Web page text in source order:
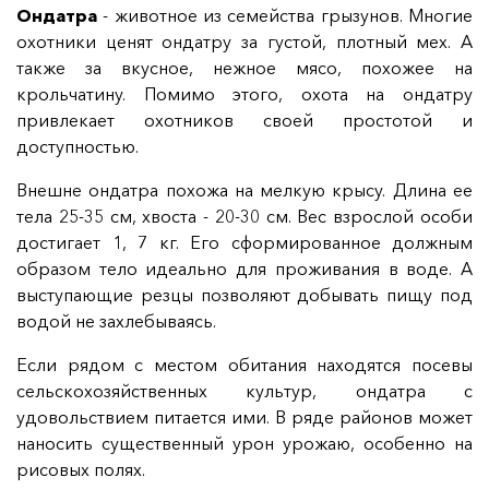
Ондатра - животное из семейства грызунов. Многие
охотники ценят ондатру за густой, плотный мех. А
также за вкусное, нежное мясо, похожее на
крольчатину. Помимо этого, охота на ондатру
привлекает охотников своей простотой и
доступностью.
Внешне ондатра похожа на мелкую крысу. Длина ее
тела 25-35 см, хвоста - 20-30 см. Вес взрослой особи
достигает 1, 7 кг. Его сформированное должным
образом тело идеально для проживания в воде. А
выступающие резцы позволяют добывать пищу под
водой не захлебываясь.
Если рядом с местом обитания находятся посевы
сельскохозяйственных культур, ондатра с
удовольствием питается ими. В ряде районов может
наносить существенный урон урожаю, особенно на
рисовых полях.